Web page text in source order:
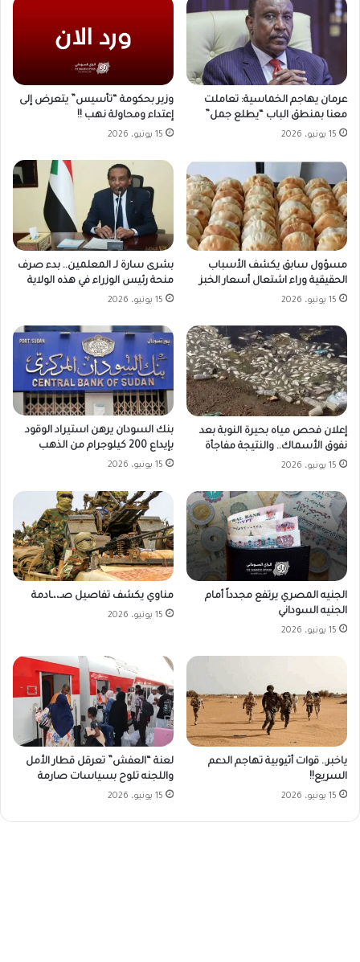
عرمان يهاجم الخماسية: تعاملت
معنا بمنطق الباب “يطلع جمل”
15 يونيو، 2026
وزير بحكومة “تأسيس” يتعرض إلى
إعتداء ومحاولة نهب !!
15 يونيو، 2026
مسؤول سابق يكشف الأسباب
الحقيقية وراء اشتعال أسعار الخبز
15 يونيو، 2026
بشرى سارة لـ المعلمين.. بدء صرف
منحة رئيس الوزراء في هذه الولاية
15 يونيو، 2026
إعلان فحص مياه بحيرة النوبة بعد
نفوق الأسماك.. والنتيجة مفاجأة
15 يونيو، 2026
بنك السودان يرهن استيراد الوقود
بإيداع 200 كيلوجرام من الذهب
15 يونيو، 2026
الجنيه المصري يرتفع مجدداً أمام
الجنيه السوداني
15 يونيو، 2026
مناوي يكشف تفاصيل صـ،،ـادمة
15 يونيو، 2026
ياخبر.. قوات أثيوبية تهاجم الدعم
السريع!!
15 يونيو، 2026
لعنة “العفش” تعرقل قطار الأمل
واللجنه تلوح بسياسات صارمة
15 يونيو، 2026